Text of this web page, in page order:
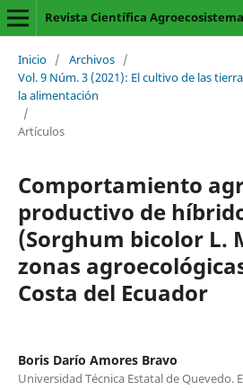
Revista Científica
Inicio / Archivos /
Vol. 9 Núm. 3 (2021): El cultivo de las
la alimentación
/
Artículos
Comportamiento
productivo de
(Sorghum bicolor L.
zonas
Costa del Ecuador
Boris Darío Amores Bravo
Universidad Técnica Estatal de Quevedo.